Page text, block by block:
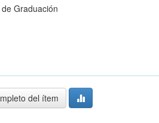
Graduación
del ítem